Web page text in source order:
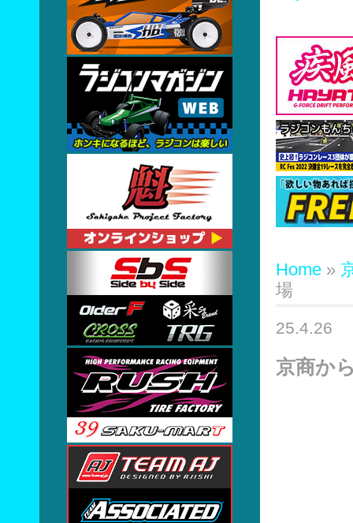
Home »
場
25.4.26
京商か